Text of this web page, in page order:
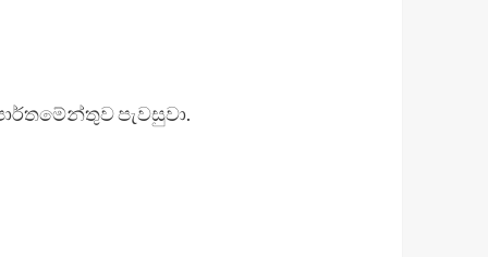
පැවසුවා.